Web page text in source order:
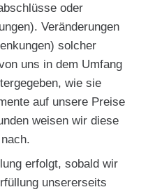
oder
Veränderungen
solcher
uns in dem Umfang
wie sie
auf unsere Preise
weisen wir diese
erfolgt, sobald wir
unsererseits